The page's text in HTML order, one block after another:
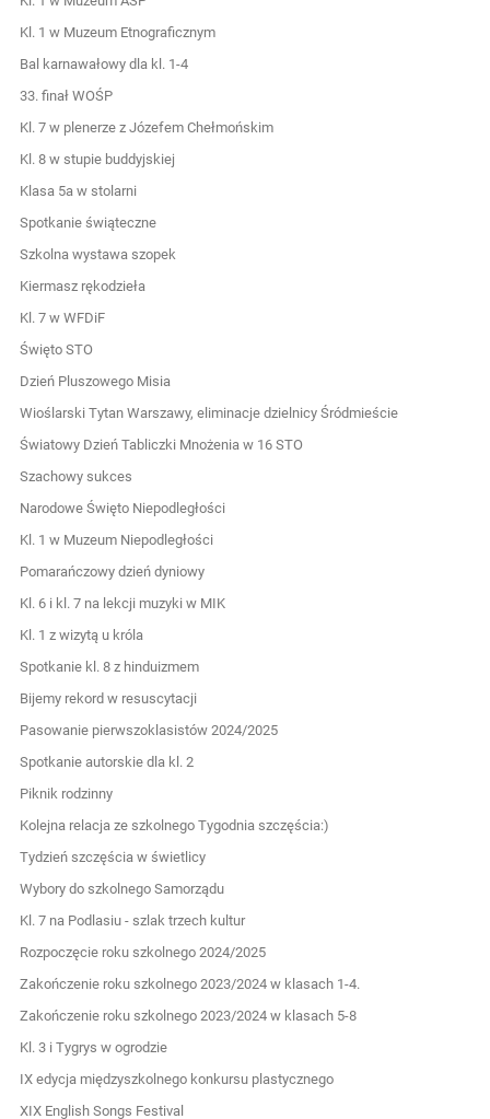
Kl. 1 w Muzeum Etnograficznym
Bal karnawałowy dla kl. 1-4
33. finał WOŚP
Kl. 7 w plenerze z Józefem Chełmońskim
Kl. 8 w stupie buddyjskiej
Klasa 5a w stolarni
Spotkanie świąteczne
Szkolna wystawa szopek
Kiermasz rękodzieła
Kl. 7 w WFDiF
Święto STO
Dzień Pluszowego Misia
Wioślarski Tytan Warszawy, eliminacje dzielnicy Śródmieście
Światowy Dzień Tabliczki Mnożenia w 16 STO
Szachowy sukces
Narodowe Święto Niepodległości
Kl. 1 w Muzeum Niepodległości
Pomarańczowy dzień dyniowy
Kl. 6 i kl. 7 na lekcji muzyki w MIK
Kl. 1 z wizytą u króla
Spotkanie kl. 8 z hinduizmem
Bijemy rekord w resuscytacji
Pasowanie pierwszoklasistów 2024/2025
Spotkanie autorskie dla kl. 2
Piknik rodzinny
Kolejna relacja ze szkolnego Tygodnia szczęścia:)
Tydzień szczęścia w świetlicy
Wybory do szkolnego Samorządu
Kl. 7 na Podlasiu - szlak trzech kultur
Rozpoczęcie roku szkolnego 2024/2025
Zakończenie roku szkolnego 2023/2024 w klasach 1-4.
Zakończenie roku szkolnego 2023/2024 w klasach 5-8
Kl. 3 i Tygrys w ogrodzie
IX edycja międzyszkolnego konkursu plastycznego
XIX English Songs Festival